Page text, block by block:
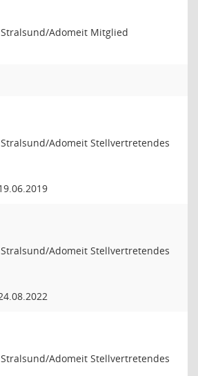
Adomeit Mitglied
Adomeit Stellvertretendes
Adomeit Stellvertretendes
Adomeit Stellvertretendes